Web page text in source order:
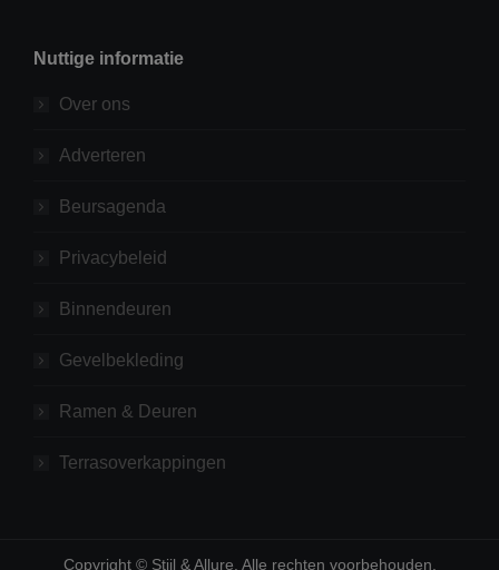
Nuttige informatie
Over ons
Adverteren
Beursagenda
Privacybeleid
Binnendeuren
Gevelbekleding
Ramen & Deuren
Terrasoverkappingen
Copyright © Stijl & Allure. Alle rechten voorbehouden.